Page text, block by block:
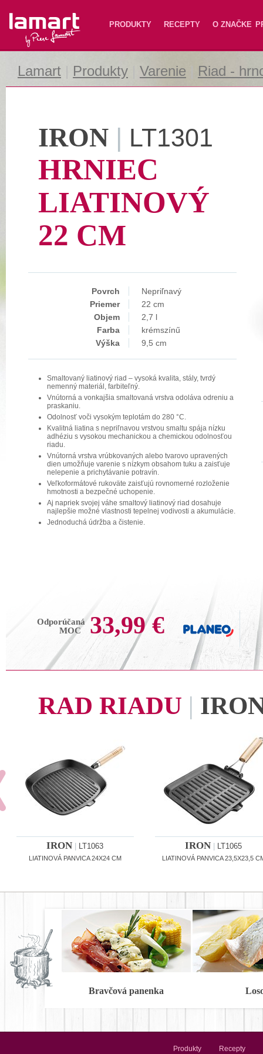
Lamart PRODUKTY RECEPTY O ZNAČKE
Lamart Produkty Varenie Riad -
IRON | LT1301
HRNIEC
LIATINOVÝ
22 CM
Povrch
Nepriľnavý
Priemer
22 cm
Objem
2,7 l
Farba
krémszínű
Výška
9,5 cm
Smaltovaný liatinový riad – vysoká kvalita, stály, tvrdý
nemenný materiál, farbiteľný.
Vnútorná a vonkajšia smaltovaná vrstva odoláva odreniu a
praskaniu.
Odolnosť voči vysokým teplotám do 280 °C.
Kvalitná liatina s nepriľnavou vrstvou smaltu spája nízku
adhéziu s vysokou mechanickou a chemickou odolnosťou
riadu.
Vnútorná vrstva vrúbkovaných alebo tvarovo upravených
dien umožňuje varenie s nízkym obsahom tuku a zaisťuje
nelepenie a prichytávanie potravín.
Veľkoformátové rukoväte zaisťujú rovnomerné rozloženie
hmotnosti a bezpečné uchopenie.
Aj napriek svojej váhe smaltový liatinový riad dosahuje
najlepšie možné vlastnosti tepelnej vodivosti a akumulácie.
Jednoduchá údržba a čistenie.
Odporúčaná
MOC
33,99 €
RAD RIADU |
IRON LT1063
LIATINOVÁ PANVICA 24X24 CM
IRON LT1065
LIATINOVÁ PANVICA 23,5X23,5
Bravčová panenka
Produkty Recepty